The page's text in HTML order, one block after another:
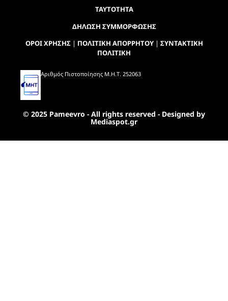
ΤΑΥΤΟΤΗΤΑ
ΔΗΛΩΣΗ ΣΥΜΜΟΡΦΩΣΗΣ
ΟΡΟΙ ΧΡΗΣΗΣ| ΠΟΛΙΤΙΚΗ ΑΠΟΡΡΗΤΟΥ| ΣΥΝΤΑΚΤΙΚΗ
ΠΟΛΙΤΙΚΗ
Αριθμός Πιστοποίησης Μ.Η.Τ. 252063
© 2025 Pameevro - All rights reserved - Designed by
Mediaspot.gr